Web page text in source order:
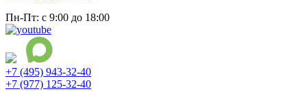
Пн-Пт: с 9:00 до 18:00
+7 (495) 943-32-40
+7 (977) 125-32-40